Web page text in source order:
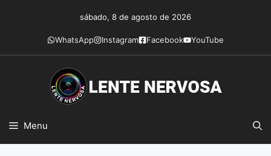
conteúdo
sábado, 8 de agosto de 2026
WhatsApp Instagram Facebook YouTube
Menu